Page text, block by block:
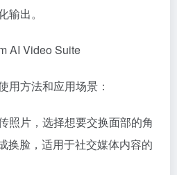
出。
AI Video Suite
用方法和应用场景：
照片，选择想要交换面部的角
换脸，适用于社交媒体内容的